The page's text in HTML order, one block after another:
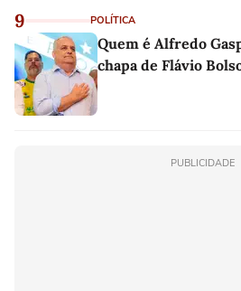
9 POLÍTICA
Quem é Alfredo
chapa de Flávio
PUBLICIDADE